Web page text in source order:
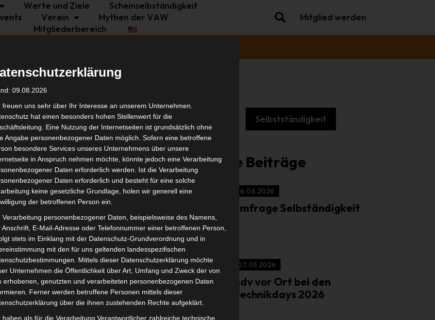
Werte und Ziele
Scheinselbständigkeit
Verein
Mythen der VAW
Mitgliederbereich
Mitglied werden
Selbstständigkeit
Ähnliche Beiträge
16.06.2026
Umfrage Selbständigkeit
07.05.2026
isdv vor Ort bei den
Technikdays 2026
09.08.2026
freuen uns sehr über Ihr Interesse an unserem Unternehmen.
hat einen besonders hohen Stellenwert für die
Eine Nutzung der Internetseiten ist grundsätzlich ohne
Angabe personenbezogener Daten möglich. Sofern eine betroffene
besondere Services unseres Unternehmens über unsere
in Anspruch nehmen möchte, könnte jedoch eine Verarbeitung
Daten erforderlich werden. Ist die Verarbeitung
Daten erforderlich und besteht für eine solche
keine gesetzliche Grundlage, holen wir generell eine
der betroffenen Person ein.
Verarbeitung personenbezogener Daten, beispielsweise des Namens,
Anschrift, E-Mail-Adresse oder Telefonnummer einer betroffenen Person,
stets im Einklang mit der Datenschutz-Grundverordnung und in
mit den für uns geltenden landesspezifischen
Mittels dieser Datenschutzerklärung möchte
Unternehmen die Öffentlichkeit über Art, Umfang und Zweck der von
erhobenen, genutzten und verarbeiteten personenbezogenen Daten
Ferner werden betroffene Personen mittels dieser
über die ihnen zustehenden Rechte aufgeklärt.
haben als für die Verarbeitung Verantwortlicher zahlreiche technische